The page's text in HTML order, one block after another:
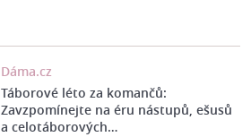
Dáma.cz
Táborové léto za komančů:
Zavzpomínejte na éru nástupů, ešusů
a celotáborových…